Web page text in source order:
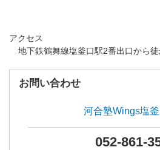
アクセス
地下鉄鶴舞線塩釜口駅2番出口から
お問い合わせ
河合塾Wings塩
052-861-